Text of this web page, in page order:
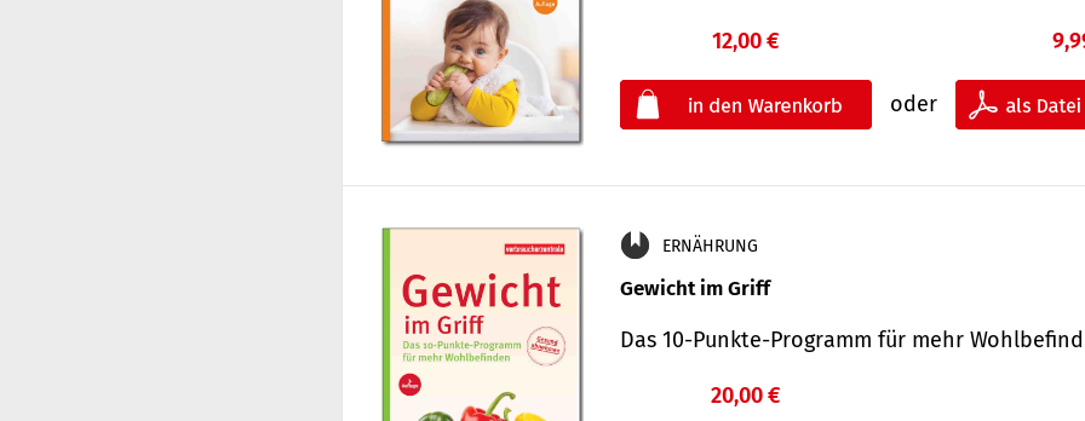
12,00 €
oder
ERNÄHRUNG
Gewicht im Griff
Das 10-Punkte-Programm für mehr
20,00 €